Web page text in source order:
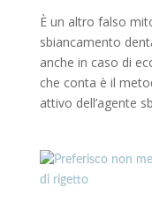
È un altro falso
sbiancamento
anche in caso di
che conta è il
attivo dell’agente